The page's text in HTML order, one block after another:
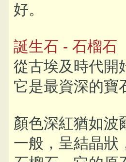
好。
誕生石 - 石榴石
從古埃及時代開
它是最資深的寶
顏色深紅猶如波
一般，呈結晶狀